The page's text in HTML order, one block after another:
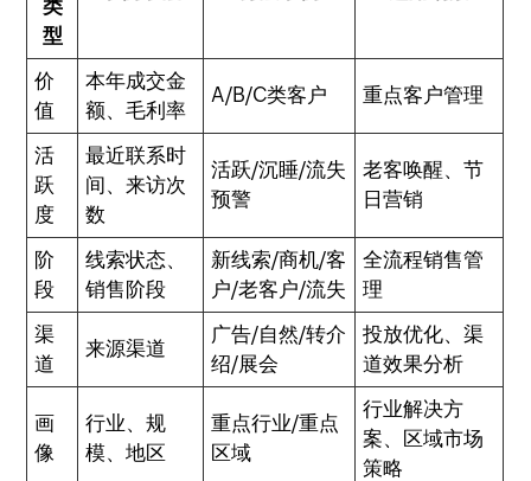
类
型
价
值
本年成交金
额、毛利率
A/B/C类客户 重点客户管理
活
跃
度
最近联系时
间、来访次
数
活跃/沉睡/流失
预警
老客唤醒、节
日营销
阶
段
线索状态、
销售阶段
新线索/商机/客
户/老客户/流失
全流程销售管
理
渠
道
来源渠道
广告/自然/转介
绍/展会
投放优化、渠
道效果分析
画
像
行业、规
模、地区
重点行业/重点
区域
行业解决方
案、区域市场
策略